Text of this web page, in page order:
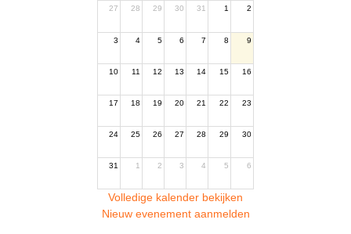
27
28 29 30 31 1 2
3 4 5 6 7 8 9
10 11 12 13 14 15 16
17 18 19 20 21 22 23
24 25 26 27 28 29 30
31 1 2 3 4 5 6
Volledige kalender bekijken
Nieuw evenement aanmelden